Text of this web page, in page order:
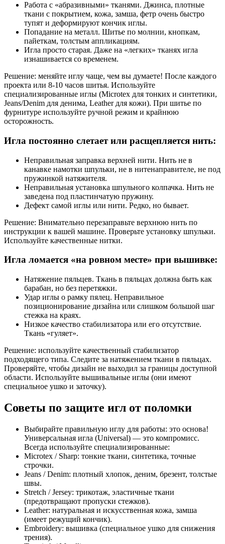
Работа с «абразивными» тканями. Джинса, плотные
ткани с покрытием, кожа, замша, фетр очень быстро
тупят и деформируют кончик иглы.
Попадание на металл. Шитье по молнии, кнопкам,
пайеткам, толстым аппликациям.
Игла просто старая. Даже на «легких» тканях игла
изнашивается со временем.
Решение: меняйте иглу чаще, чем вы думаете! После каждого
проекта или 8-10 часов шитья. Используйте
специализированные иглы (Microtex для тонких и синтетики,
Jeans/Denim для денима, Leather для кожи). При шитье по
фурнитуре используйте ручной режим и крайнюю
осторожность.
Игла постоянно слетает или расщепляется нить:
Неправильная заправка верхней нити. Нить не в
канавке намотки шпульки, не в нитенаправителе, не под
пружинкой натяжителя.
Неправильная установка шпульного колпачка. Нить не
заведена под пластинчатую пружину.
Дефект самой иглы или нити. Редко, но бывает.
Решение: Внимательно перезаправьте верхнюю нить по
инструкции к вашей машине. Проверьте установку шпульки.
Используйте качественные нитки.
Игла ломается «на ровном месте» при вышивке:
Натяжение пяльцев. Ткань в пяльцах должна быть как
барабан, но без перетяжки.
Удар иглы о рамку пялец. Неправильное
позиционирование дизайна или слишком большой шаг
стежка на краях.
Низкое качество стабилизатора или его отсутствие.
Ткань «гуляет».
Решение: используйте качественный стабилизатор
подходящего типа. Следите за натяжением ткани в пяльцах.
Проверяйте, чтобы дизайн не выходил за границы доступной
области. Используйте вышивальные иглы (они имеют
специальное ушко и заточку).
Советы по защите игл от поломки
Выбирайте правильную иглу для работы: это основа!
Универсальная игла (Universal) — это компромисс.
Всегда используйте специализированные:
Microtex / Sharp: тонкие ткани, синтетика, точные
строчки.
Jeans / Denim: плотный хлопок, деним, брезент, толстые
швы.
Stretch / Jersey: трикотаж, эластичные ткани
(предотвращают пропуски стежков).
Leather: натуральная и искусственная кожа, замша
(имеет режущий кончик).
Embroidery: вышивка (специальное ушко для снижения
трения).